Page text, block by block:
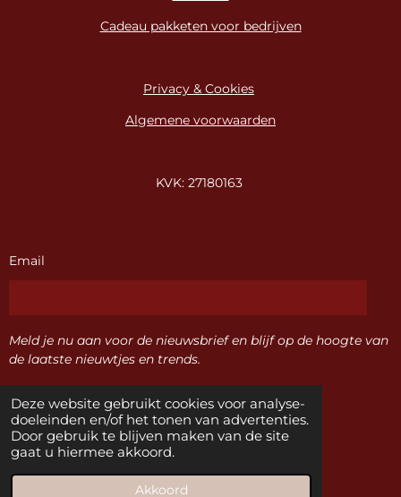
Deze website gebruikt cookies voor analyse-
doeleinden en/of het tonen van advertenties.
Door gebruik te blijven maken van de site
gaat u hiermee akkoord.
Akkoord
Cadeau pakketen voor bedrijven
Privacy & Cookies
Algemene voorwaarden
KVK: 27180163
Email
Meld je nu aan voor de nieuwsbrief en blijf op de hoogte van
de laatste nieuwtjes en trends.
Verzenden
© 2024 Sisters Naaldwijk